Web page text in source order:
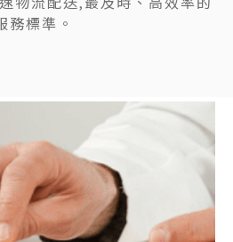
務標準。